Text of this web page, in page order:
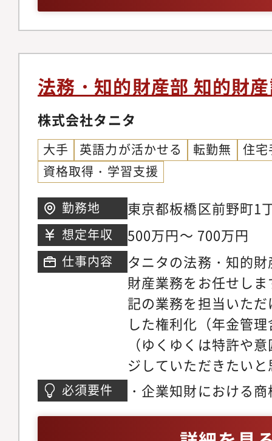
法務・知的財産部 知的財
株式会社タニタ
大手 英語力が活かせる 転勤無
住
資格取得・学習支援
勤務地 東京都板橋区前野町1
想定年収 500万円～ 700万円
仕事内容
タニタの法務・知的
財産業務をお任せし
記の業務を担当いた
した権利化（年金管
（ゆくゆくは特許や
ジしていただきたい
パッケージ、Webペ
認・契約書（特に共
必須要件
・企業知財における
る基礎的な知識